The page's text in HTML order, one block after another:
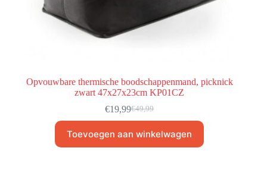
Opvouwbare thermische boodschappenmand, picknick
zwart 47x27x23cm KP01CZ
€49,99
€19,99
Toevoegen aan winkelwagen